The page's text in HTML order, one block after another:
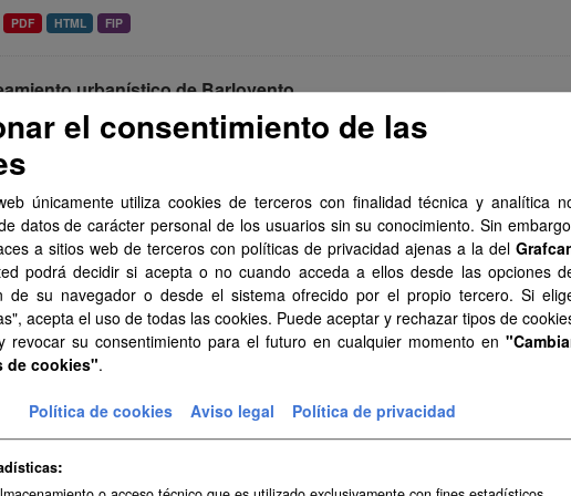
PDF HTML FIP
urbanístico de Barlovento
urbanístico sistematizado del municipio de Barlovento . Esta
y ha contado con la financiación del...
PDF
urbanístico de Tuineje
urbanístico sistematizado del municipio de Tuineje . Esta información
y ha contado con la financiación del...
HTML
urbanístico de Adeje
urbanístico sistematizado del municipio de Adeje . Esta información es
y ha contado con la financiación del...
PDF HTML FIP
el consentimiento de las
únicamente utiliza cookies de terceros con finalidad técnica y analítica
datos de carácter personal de los usuarios sin su conocimiento. Sin
a sitios web de terceros con políticas de privacidad ajenas a la del
podrá decidir si acepta o no cuando acceda a ellos desde las opciones
de su navegador o desde el sistema ofrecido por el propio tercero. Si
acepta el uso de todas las cookies. Puede aceptar y rechazar tipos de
revocar su consentimiento para el futuro en cualquier momento en
de cookies".
Política de cookies Aviso legal Política de privacidad